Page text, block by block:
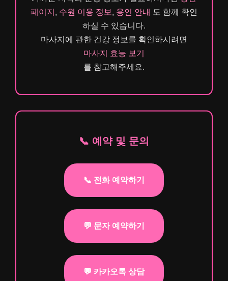
페이지 , 수원 이용 정보 , 용인 안내 도 함께 확인
하실 수 있습니다.
마사지에 관한 건강 정보를 확인하시려면
마사지 효능 보기
를 참고해주세요.
📞 예약 및 문의
📞 전화 예약하기
💬 문자 예약하기
💬 카카오톡 상담